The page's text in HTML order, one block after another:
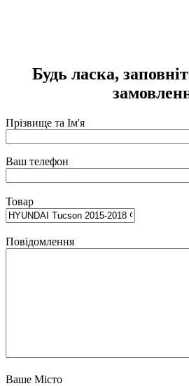
Будь ласка,
Прізвище та Ім'я
Ваш телефон
Товар
Повідомлення
Ваше Місто